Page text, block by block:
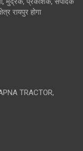
रायपुर होगा
TRACTOR,